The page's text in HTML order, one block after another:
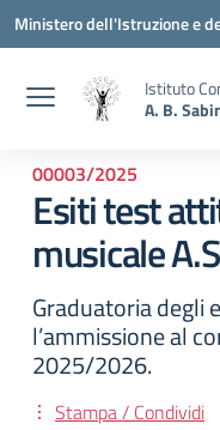
Vai ai contenuti
Vai al menu di navigazione
Vai al footer
Ministero dell'Istruzione e
Istituto
A. B.
00003/2025
Esiti test
musicale
Graduatoria degli
l’ammissione al
2025/2026.
Stampa / Condividi